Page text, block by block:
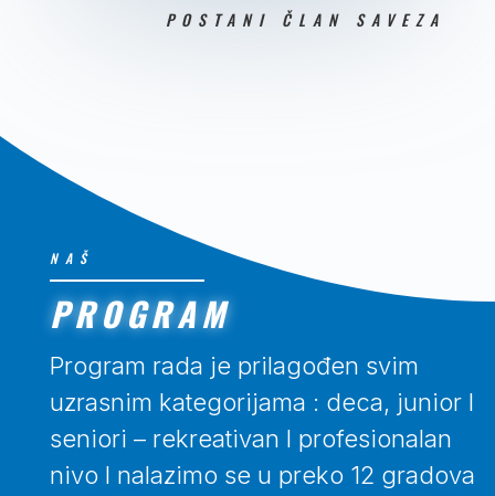
POSTANI ČLAN SAVEZA
NAŠ
PROGRAM
Program rada je prilagođen svim
uzrasnim kategorijama : deca, junior I
seniori – rekreativan I profesionalan
nivo I nalazimo se u preko 12 gradova